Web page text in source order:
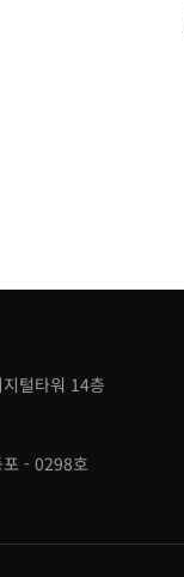
털타워 14층
- 0298호